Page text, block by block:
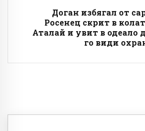
Доган избягал от
Росенец скрит в
Аталай и увит в одеало
го види